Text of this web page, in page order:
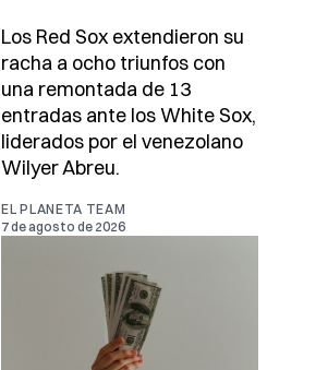
Los Red Sox extendieron su
racha a ocho triunfos con
una remontada de 13
entradas ante los White Sox,
liderados por el venezolano
Wilyer Abreu.
EL PLANETA TEAM
7 de agosto de 2026